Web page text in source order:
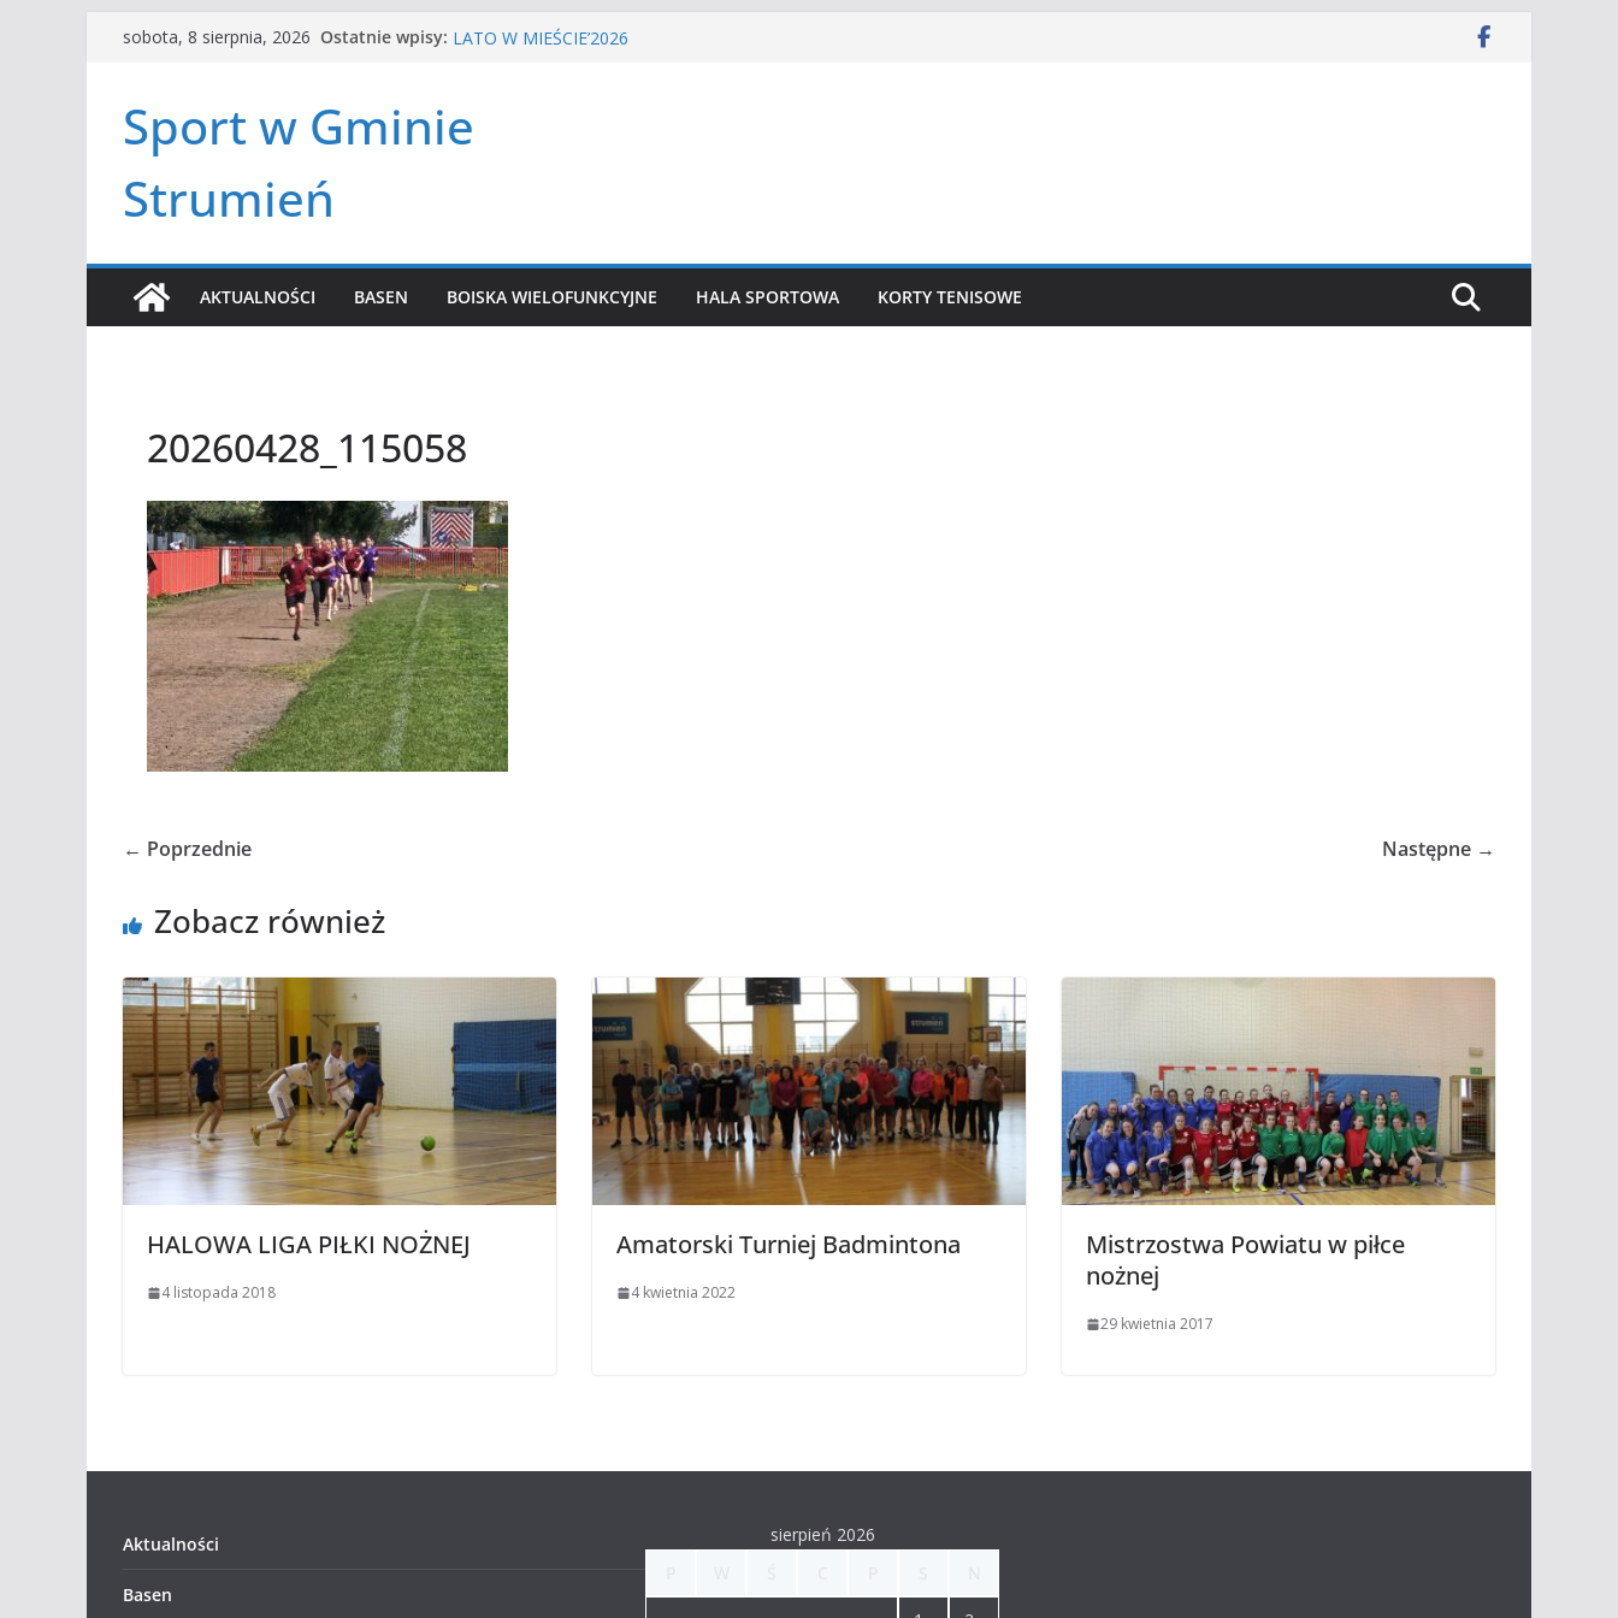
Przejdźsobota, 8 sierpnia, 2026 Ostatnie wpisy: HALOWA LIGA PIŁKI NOŻNEJ
Czwórbój lekkoatletyczny
Sport w Gminie
Strumień
AKTUALNOŚCI BASEN BOISKA WIELOFUNKCYJNE HALA SPORTOWA KORTY TENISOWE
20260428_115058
← Poprzednie Następne →
Zobacz również
HALOWA LIGA PIŁKI NOŻNEJ
4 listopada 2018
Amatorski Turniej Badmintona
4 kwietnia 2022
Mistrzostwa Powiatu w piłce
nożnej
29 kwietnia 2017
Aktualności
Basen
sierpień 2026